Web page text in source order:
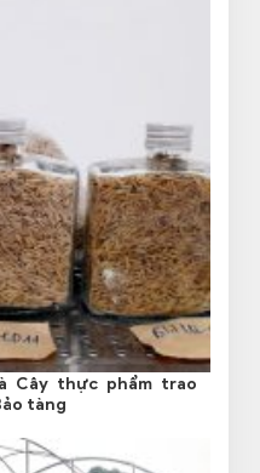
Cây thực phẩm trao
tàng